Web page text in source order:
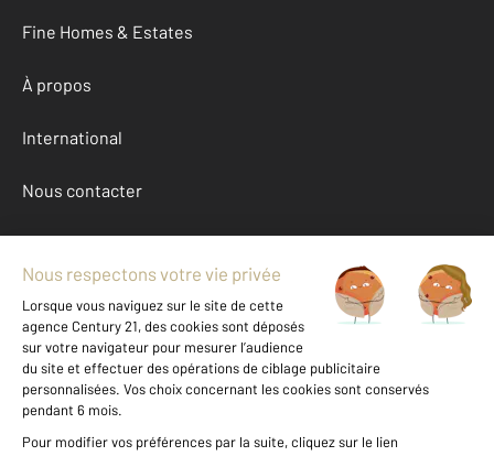
Fine Homes & Estates
À propos
International
Nous contacter
Mentions légales & CGU et Barèmes d'honoraires
Données personnelles
Gestionnaire des cookies
Location maison autour de PRAT BONREPAUX (09160)